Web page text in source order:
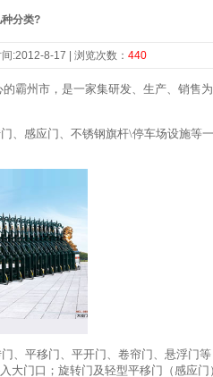
分类?
:2012-8-17 | 浏览次数： 440
霸州市，是一家集研发、生产、销售
、感应门、不锈钢旗杆\停车场设施等
、平移门、平开门、卷帘门、悬浮门等
大门口；旋转门及轻型平移门（感应门